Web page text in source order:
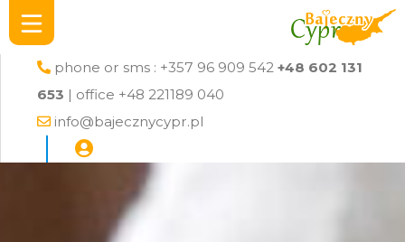
phone or sms : +357 96 909 542 +48 602 131
653 | office +48 221189 040
info@bajecznycypr.pl